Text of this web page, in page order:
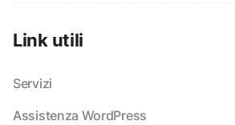
Link utili
Servizi
Assistenza WordPress